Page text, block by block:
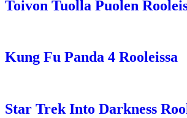
Toivon Tuolla Puolen
Kung Fu Panda 4 Rooleissa
Star Trek Into Darkness